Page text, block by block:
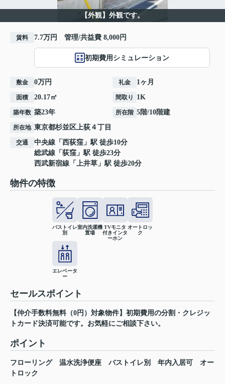
【外観】外観です。
賃料 7.7万円 管理/共益費 8,000円
初期費用シミュレーション
敷金 0万円 礼金 1ヶ月
面積 20.17㎡ 間取り 1K
築年数 築23年 所在階 5階/10階建
所在地 東京都杉並区上荻 ４丁目
交通 中央線 「 西荻窪 」駅 徒歩10分
総武線 「 荻窪 」駅 徒歩23分
西武新宿線 「 上井草 」駅 徒歩20分
物件の特徴
バストイレ
別
室内洗濯機
置場
TVモニタ
付きインタ
ーホン
オートロッ
ク
エレベータ
ー
セールスポイント
【仲介手数料無料（0円）対象物件】初期費用の分割・クレジッ
トカード決済可能です。お気軽にご相談下さい。
ポイント
フローリング 温水洗浄便座 バストイレ別 年内入居可
オー
トロック